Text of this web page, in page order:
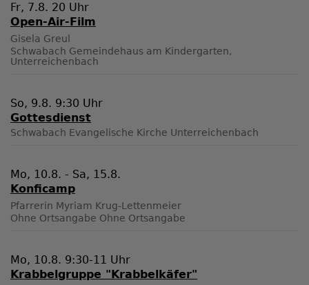
Fr, 7.8. 20 Uhr
Open-Air-Film
Gisela Greul
Schwabach Gemeindehaus am Kindergarten,
Unterreichenbach
So, 9.8. 9:30 Uhr
Gottesdienst
Schwabach Evangelische Kirche Unterreichenbach
Mo, 10.8. - Sa, 15.8.
Konficamp
Pfarrerin Myriam Krug-Lettenmeier
Ohne Ortsangabe Ohne Ortsangabe
Mo, 10.8. 9:30-11 Uhr
Krabbelgruppe "Krabbelkäfer"